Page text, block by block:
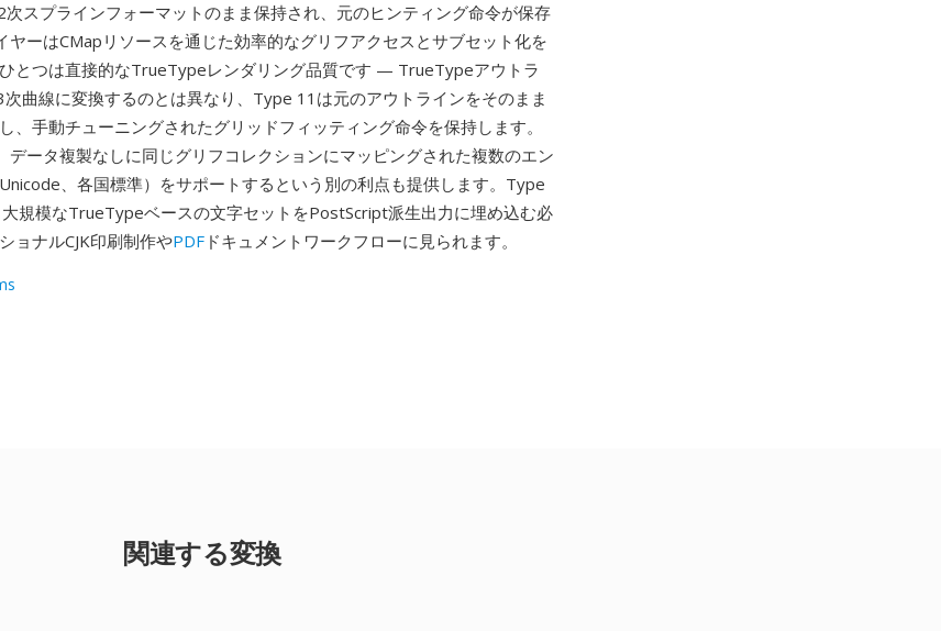
スプラインフォーマットのまま保持され、元のヒンティング命令が保存
ヤーはCMapリソースを通じた効率的なグリフアクセスとサブセット化を
とつは直接的なTrueTypeレンダリング品質です — TrueTypeアウトラ
曲線に変換するのとは異なり、Type 11は元のアウトラインをそのまま
、手動チューニングされたグリッドフィッティング命令を保持します。
データ複製なしに同じグリフコレクションにマッピングされた複数のエン
、各国標準）をサポートするという別の利点も提供します。Type
規模なTrueTypeベースの文字セットをPostScript派生出力に埋め込む必
ョナルCJK印刷制作やPDF ドキュメントワークフローに見られます。
関連する変換